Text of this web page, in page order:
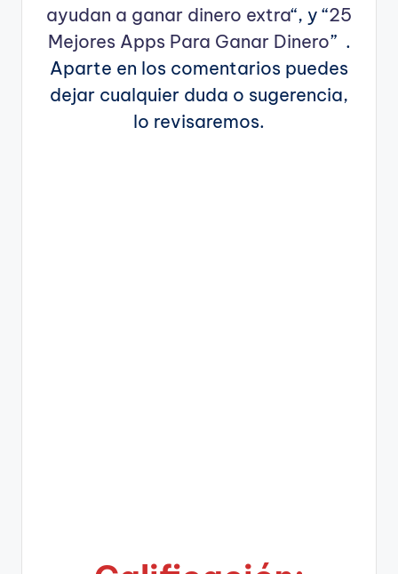
ayudan a ganar dinero extra“, y “25
Mejores Apps Para Ganar Dinero” .
Aparte en los comentarios puedes
dejar cualquier duda o sugerencia,
lo revisaremos.